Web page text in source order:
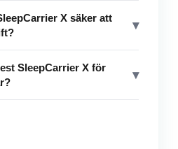
X säker att
▾
SleepCarrier X för
▾